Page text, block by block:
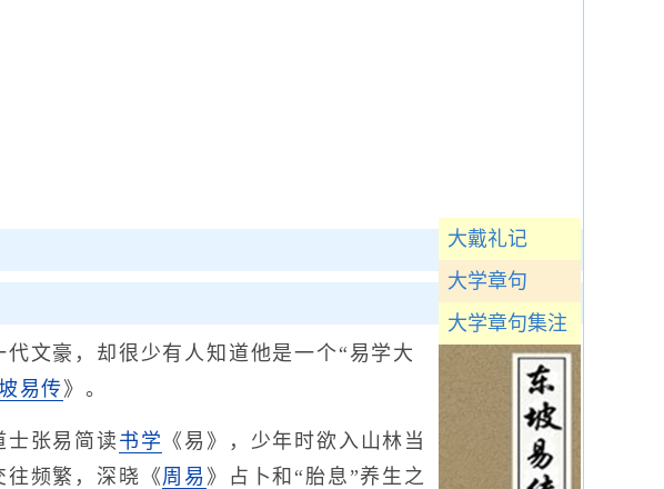
大戴礼记
大学章句
大学章句集注
豪，却很少有人知道他是一个“易学大
易传》。
张易简读 书学 《易》，少年时欲入山林当
往频繁，深晓《周易 》占卜和“胎息”养生之